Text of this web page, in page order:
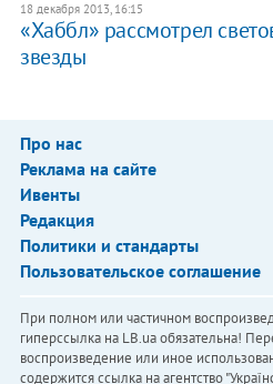
18 декабря 2013, 16:15
«Хаббл» рассмотрел
звезды
Про нас
Реклама на сайте
Ивенты
Редакция
Политики и стандарты
Пользовательское соглашение
При полном или частичном
гиперссылка на LB.ua обязательна!
воспроизведение или иное
содержится ссылка на агентство